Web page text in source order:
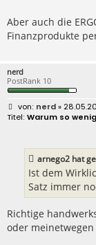
r
a
g
Aber auch die
Finanzprodukte
nerd
PostRank 10
B
e
nerd»
Warum so
arnego2 hat
Ist dem
Satz immer
Richtige
oder